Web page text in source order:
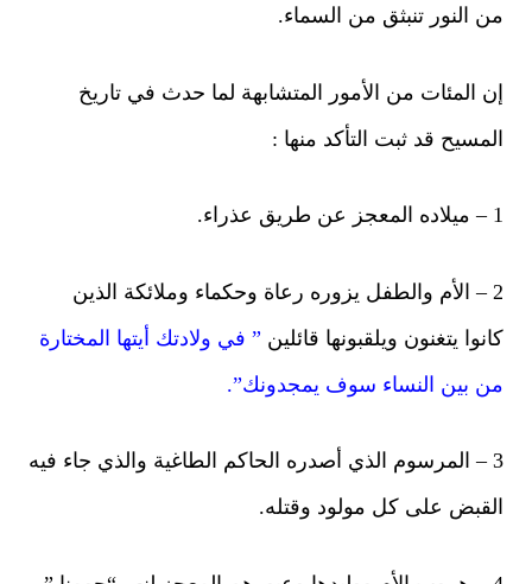
النور تنبثق من السماء.
المئات من الأمور المتشابهة لما حدث في تاريخ
قد ثبت التأكد منها :
– الأم والطفل يزوره رعاة وحكماء وملائكة الذين
يتغنون ويلقبونها قائلين” في ولادتك أيتها المختارة
بين النساء سوف يمجدونك”.
– المرسوم الذي أصدره الحاكم الطاغية والذي جاء فيه
على كل مولود وقتله.